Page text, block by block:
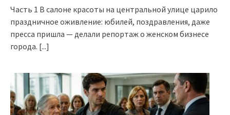
Часть 1 В салоне красоты на центральной улице царило
праздничное оживление: юбилей, поздравления, даже
пресса пришла — делали репортаж о женском бизнесе
города. [...]